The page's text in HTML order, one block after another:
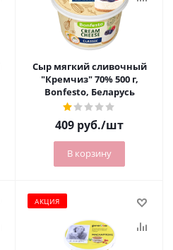
Сыр мягкий сливочный
"Кремчиз" 70% 500 г,
Bonfesto, Беларусь
409 руб./шт
В корзину
АКЦИЯ